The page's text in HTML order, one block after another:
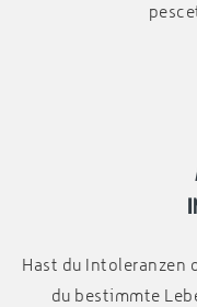
Hast du Intoleranzen
du bestimmte